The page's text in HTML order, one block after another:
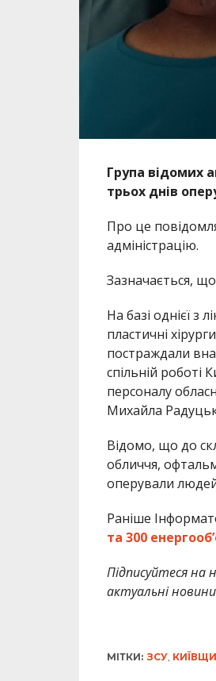
Група відомих
трьох днів
Про це
адміністрацію.
Зазначається,
На базі однієї з
пластичні
постраждали
спільній роботі
персоналу
Михайла
Відомо, що до
обличчя,
оперували
Раніше
та 300
Підписуйтеся на
актуальні новини
МІТКИ: ЗСУ,